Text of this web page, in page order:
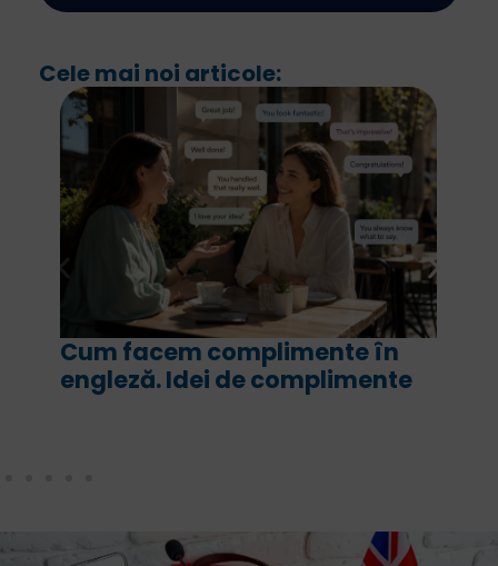
Cele mai noi articole:
Cum facem complimente în
engleză. Idei de complimente